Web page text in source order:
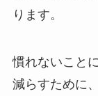
ります。
慣れないこと
減らすために